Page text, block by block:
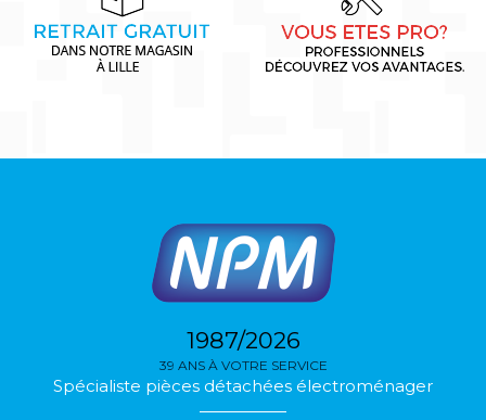
1987/2026
39 ANS À VOTRE SERVICE
Spécialiste pièces détachées électroménager